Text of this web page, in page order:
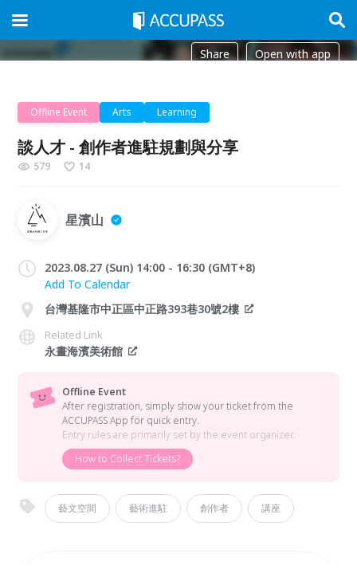
Share Open with app
Offline Event Arts Learning
談人才 - 創作者進駐規劃與分享
579 14
星濱山
2023.08.27 (Sun) 14:00 - 16:30 (GMT+8)
Add To Calendar
台灣基隆市中正區中正路393巷30號2樓
Related Link
永晝海濱美術館
Offline Event
After registration, simply show your ticket from the
ACCUPASS App for quick entry.
Entry rules are primarily set by the event organizer.
How to Collect Tickets?
藝文空間 藝術進駐 創作者 講座